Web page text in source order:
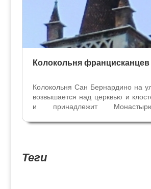
Колокольня францисканцев
Колокольня Сан Бернардино на
возвышается над церквью и
и принадлежит
Монастырь возник в середине
Теги